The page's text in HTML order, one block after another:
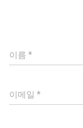
이름 *
이메일 *